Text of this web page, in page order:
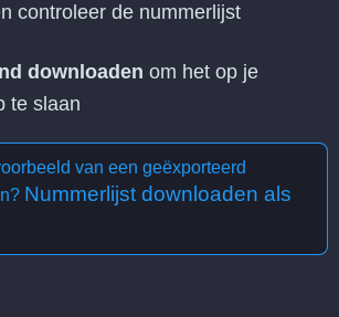
controleer de nummerlijst
downloaden om het op je
te slaan
van een geëxporteerd
Nummerlijst downloaden als